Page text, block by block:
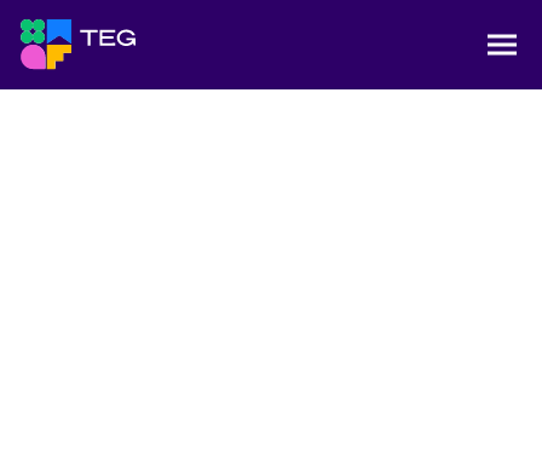
Täiskasvanute e-gümnaasium Tallinnas